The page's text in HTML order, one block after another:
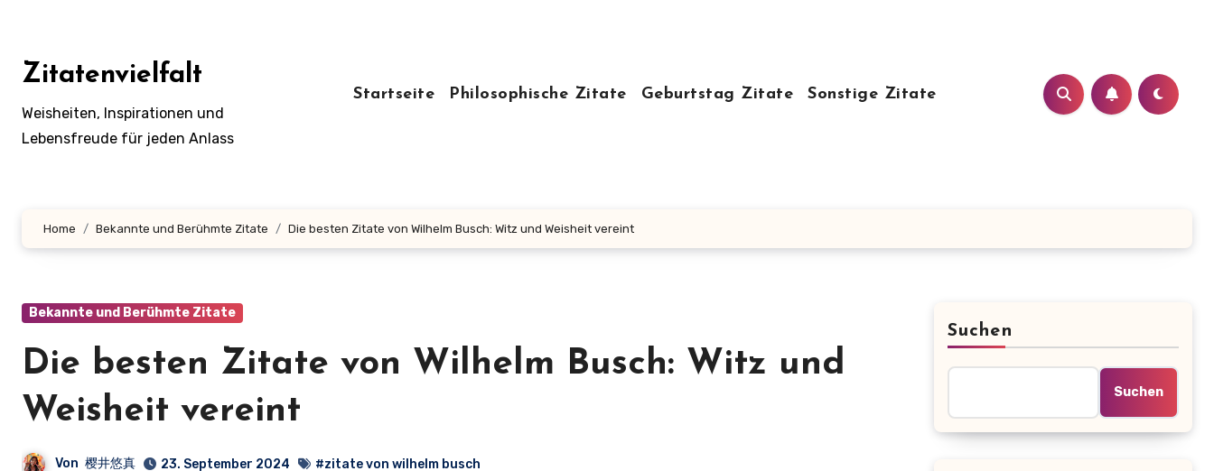
springen
Zitatenvielfalt
Weisheiten, Inspirationen und
Lebensfreude für jeden Anlass
Startseite Philosophische Zitate Geburtstag Zitate Sonstige Zitate
Home Bekannte und Berühmte Zitate Die besten Zitate von Wilhelm Busch: Witz und Weisheit vereint
Bekannte und Berühmte Zitate
Die besten Zitate von Wilhelm Busch: Witz und
Weisheit vereint
Von 樱井悠真 23. September 2024 #zitate von wilhelm busch
Suchen
Suchen